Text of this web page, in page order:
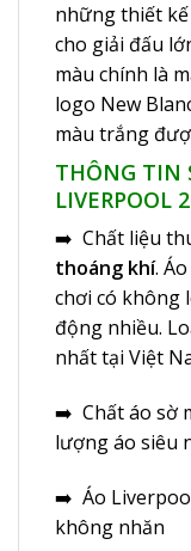
những thiết
cho giải đấu
màu chính là
logo New
màu trắng
THÔNG TIN
LIVERPOOL
➡️ Chất liệu
thoáng khí. Áo
chơi có không
động nhiều.
nhất tại Việt
➡️ Chất áo sờ
lượng áo siêu
➡️ Áo
không nhăn